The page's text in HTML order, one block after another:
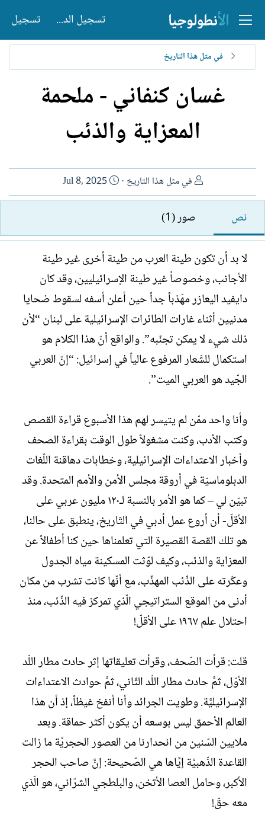
تسجيل الدخول تسجيل
في مثل هذا التاريخ
غسان كنفاني - ملحمة
المعزاية والذئب
ا
ل
ا
ت
ب
في مثل هذا التاريخ
ت
ا
خ
إ
ا
ء
Jul 8, 2025
نص صور (1)
لا بد أن تكون طينة العرب من طينة أخرى غير طينة
الأجانب، وخصوصاُ غير طينة الإسرائيليين، وقد كان
دايفيد اليعازر مهّذباً جداً حين أعلن أسفه لسقوط ضحايا
مدنيين أثناء غارات الطائرات الإسرائيلية على لبنان “لأن
ذلك شيء لا يمكن تجنّبه”. والواقع أنّ هذا الكلام هو
استكمال للشّعار المرفوع عالياً في إسرائيل: “إنّ العربي
الجّيد هو العربي الميت”.
وأنا واحد ممّن لم يتيسر لهم هذا الأسبوع قراءة القصص
وكتب الأدب، وكنت مشغولاً طول الوقت بقراءة الصحف
وأخبار الاعتداءات الإسرائيلية، وخطابات دهاقنة اللّغات
الدبلوماسيّة في أروقة مجلس الأمن والأمم المتحدة. وقد
تبيّن لي – كما هو الأمر بالنسبة لـ١٢٠ مليون عربي على
الأقلّ- أن أروع عمل أدبي في التّاريخ، ينطبق على حالنا،
هو تلك القصة القصيرة التي تعلمناها حين كنا أطفالاً عن
المعزاية والذئب، وكيف لوّثت المسكينة مياه الجدول
وعكّرته على الذّئب المهذّب، مع أنّها كانت تشرب من مكان
أدنى من الموقع الستراتيجي الّذي تمركز فيه الذّئب، منذ
احتلال علم ١٩٦٧ على الأقلّ!
قلت: قرأت الصّحف، وقرأت تعليقاتها إثر حادث مطار اللّد
الأوّل، ثمَّ حادث مطار اللّد الثّاني، ثمَّ حوادث الاعتداءات
الإسرائيليَّة. وطويت الجرائد وأنا أنفخ غيظاً، إذ أن هذا
العالم الأحمق ليس بوسعه أن يكون أكثر حماقة. وبعد
ملايين السّنين من انحدارنا من العصور الحجريَّة ما زالت
القاعدة الذّهبيَّة إيَّاها هي الصّحيحة: إنَّ صاحب الحجر
الأكبر، وحامل العصا الأتخن، والبلطجي الشرّاني، هو الّذي
معه حقّ!